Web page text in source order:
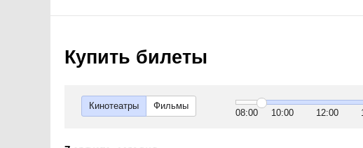
Купить билеты
Кинотеатры Фильмы
08:00 10:00 12:00